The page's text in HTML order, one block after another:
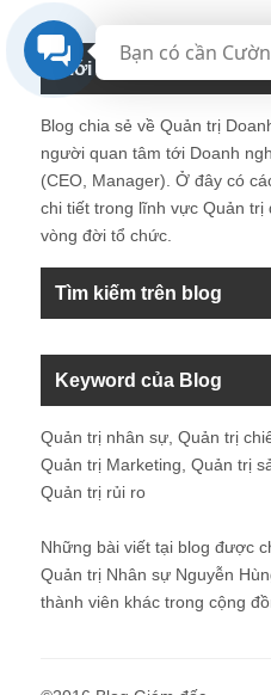
Giới thiệu về Blog Giám
Blog chia sẻ về Quản trị
người quan tâm tới Doanh
(CEO, Manager). Ở đây có
chi tiết trong lĩnh vực Quản trị
vòng đời tổ chức.
Tìm kiếm trên blog
Keyword của Blog
Quản trị nhân sự, Quản trị
Quản trị Marketing, Quản trị
Quản trị rủi ro
Những bài viết tại blog được
Quản trị Nhân sự Nguyễn
thành viên khác trong cộng
Bạn có cần